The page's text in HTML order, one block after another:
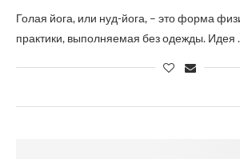
Голая йога, или нуд-йога, – это форма
практики, выполняемая без одежды. Идея